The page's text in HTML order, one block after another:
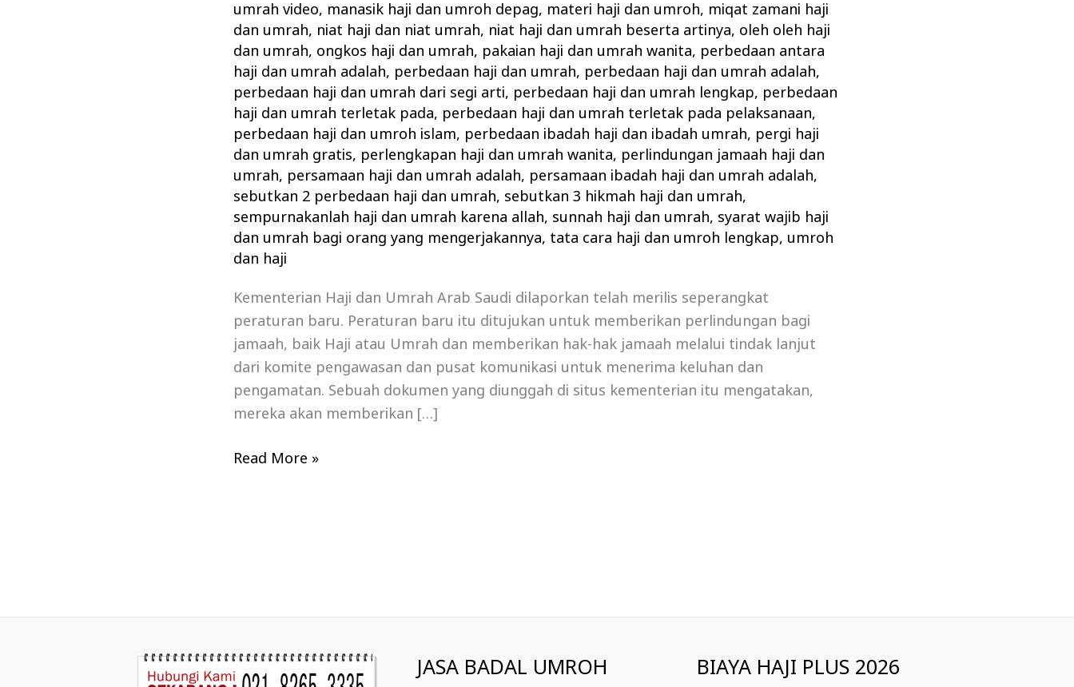
umrah video, manasik haji dan umroh depag, materi haji dan umroh, miqat zamani haji
dan umrah, niat haji dan niat umrah, niat haji dan umrah beserta artinya, oleh oleh haji
dan umrah, ongkos haji dan umrah, pakaian haji dan umrah wanita, perbedaan antara
haji dan umrah adalah, perbedaan haji dan umrah, perbedaan haji dan umrah adalah,
perbedaan haji dan umrah dari segi arti, perbedaan haji dan umrah lengkap, perbedaan
haji dan umrah terletak pada, perbedaan haji dan umrah terletak pada pelaksanaan,
perbedaan haji dan umroh islam, perbedaan ibadah haji dan ibadah umrah, pergi haji
dan umrah gratis, perlengkapan haji dan umrah wanita, perlindungan jamaah haji dan
umrah, persamaan haji dan umrah adalah, persamaan ibadah haji dan umrah adalah,
sebutkan 2 perbedaan haji dan umrah, sebutkan 3 hikmah haji dan umrah,
sempurnakanlah haji dan umrah karena allah, sunnah haji dan umrah, syarat wajib haji
dan umrah bagi orang yang mengerjakannya, tata cara haji dan umroh lengkap, umroh
dan haji
Kementerian Haji dan Umrah Arab Saudi dilaporkan telah merilis seperangkat
peraturan baru. Peraturan baru itu ditujukan untuk memberikan perlindungan bagi
jamaah, baik Haji atau Umrah dan memberikan hak-hak jamaah melalui tindak lanjut
dari komite pengawasan dan pusat komunikasi untuk menerima keluhan dan
pengamatan. Sebuah dokumen yang diunggah di situs kementerian itu mengatakan,
mereka akan memberikan […]
Read More »
JASA BADAL UMROH
BIAYA HAJI PLUS 2026